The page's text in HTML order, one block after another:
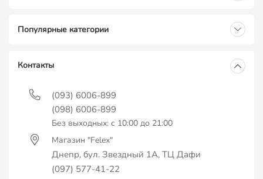
Популярные категории
Контакты
(093) 6006-899
(098) 6006-899
Без выходных: с 10:00 до 21:00
Магазин "Felex"
Днепр, бул. Звездный 1А, ТЦ Дафи
(097) 577-41-22